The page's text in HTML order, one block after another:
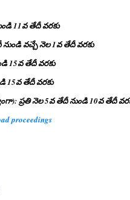
11వ తేదీ వరకు
నుండి వచ్చే నెల 1వ తేదీ వరకు
15వ తేదీ వరకు
15వ తేదీ వరకు
ప్రతి నెల 5వ తేదీ నుండి 10వ తేదీ
proceedings